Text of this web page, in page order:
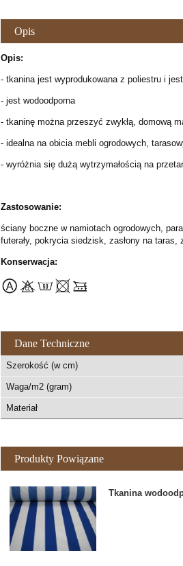
Opis
Opis:
- tkanina jest wyprodukowana z poliestru i
- jest wodoodporna
- tkaninę można przeszyć zwykłą, domową
- idealna na obicia mebli ogrodowych,
- wyróżnia się dużą wytrzymałością na
Zastosowanie:
ściany boczne w namiotach ogrodowych,
futerały, pokrycia siedzisk, zasłony na
Konserwacja:
Dane Techniczne
Szerokość (w cm)
Waga/m2 (gram)
Materiał
Produkty Powiązane
Tkanina